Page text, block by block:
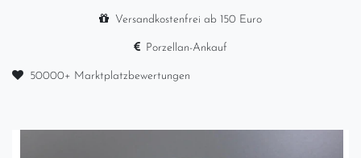
Versandkostenfrei ab 150 Euro
Porzellan-Ankauf
50000+ Marktplatzbewertungen